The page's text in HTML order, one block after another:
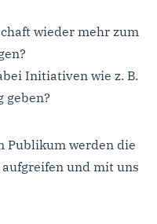
wieder mehr zum
Initiativen wie z. B.
geben?
Publikum werden die
und mit uns